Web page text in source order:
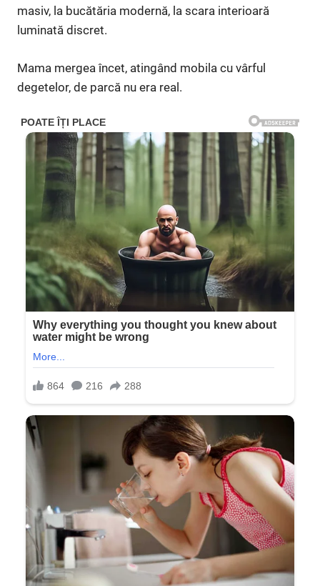
masiv, la bucătăria modernă, la scara interioară
luminată discret.
Mama mergea încet, atingând mobila cu vârful
degetelor, de parcă nu era real.